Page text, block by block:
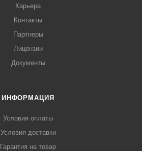
Карьера
Контакты
Партнеры
Лицензии
Документы
ИНФОРМАЦИЯ
Условия оплаты
Условия доставки
Гарантия на товар